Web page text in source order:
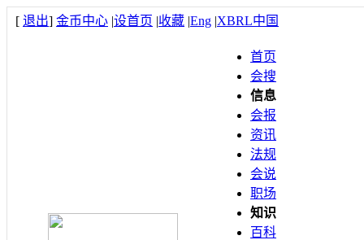
[ 退出] 金币中心 |设首页 |收藏 |Eng |XBRL中国
首页
会搜
信息
会报
资讯
法规
会说
职场
知识
百科